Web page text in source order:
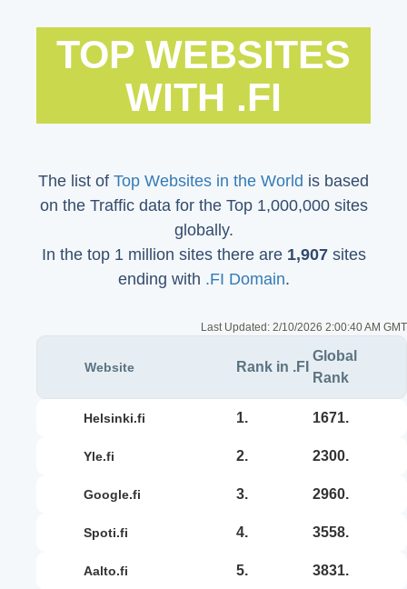
TOP WEBSITES
WITH .FI
The list of Top Websites in the World is based
on the Traffic data for the Top 1,000,000 sites
globally.
In the top 1 million sites there are 1,907 sites
ending with .FI Domain.
Last Updated: 2/10/2026 2:00:40 AM GMT
Website Rank in .FI
Global
Rank
helsinki.fi 1. 1671.
yle.fi 2. 2300.
google.fi 3. 2960.
spoti.fi 4. 3558.
aalto.fi 5. 3831.